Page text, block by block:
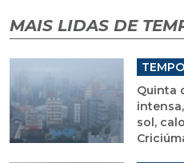
MAIS LIDAS DE
TEMPO
Quinta
sol,